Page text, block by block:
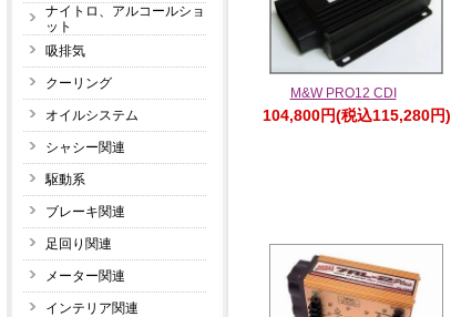
ナイトロ、アルコールショ
ット
吸排気
クーリング
オイルシステム
シャシー関連
駆動系
ブレーキ関連
足回り関連
メーター関連
インテリア関連
M&W PRO12 CDI
104,800円(税込115,280円)